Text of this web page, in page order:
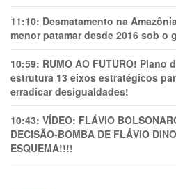
11:10: Desmatamento na
menor patamar desde 2016 sob o
10:59: RUMO AO FUTURO! Plano
estrutura 13 eixos estratégicos
erradicar desigualdades!
10:43: VÍDEO: FLÁVIO
DECISÃO-BOMBA DE FLÁVIO
ESQUEMA!!!!